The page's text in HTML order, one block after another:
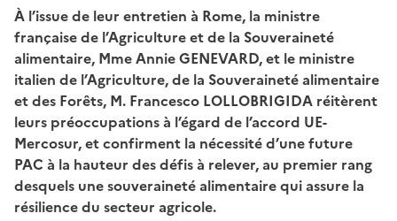
À l’issue de leur entretien à Rome, la ministre
française de l’Agriculture et de la Souveraineté
alimentaire, Mme Annie GENEVARD, et le ministre
italien de l’Agriculture, de la Souveraineté alimentaire
et des Forêts, M. Francesco LOLLOBRIGIDA réitèrent
leurs préoccupations à l’égard de l’accord UE-
Mercosur, et confirment la nécessité d’une future
PAC à la hauteur des défis à relever, au premier rang
desquels une souveraineté alimentaire qui assure la
résilience du secteur agricole.